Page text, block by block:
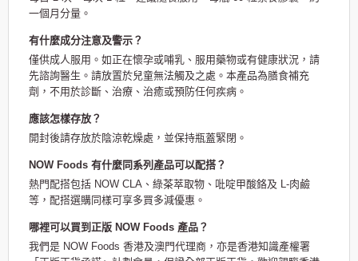
一個月分量。
有什麼成分注意及警示？
僅供成人服用。如正在懷孕或哺乳、服用藥物或有健康狀況，請
先諮詢醫生。請放置於兒童無法觸及之處。本產品為膳食補充
劑，不用於診斷、治療、治癒或預防任何疾病。
應該怎樣存放？
開封後請存放於陰涼乾燥處，並保持瓶蓋緊閉。
NOW Foods 有什麼同系列產品可以配搭？
熱門配搭包括 NOW CLA、綠茶萃取物、吡啶甲酸鉻及 L-肉鹼
等，配搭選購同樣可享多買多減優惠。
哪裡可以買到正版 NOW Foods 產品？
我們是 NOW Foods 香港及澳門代理商，亦是香港知識產權署